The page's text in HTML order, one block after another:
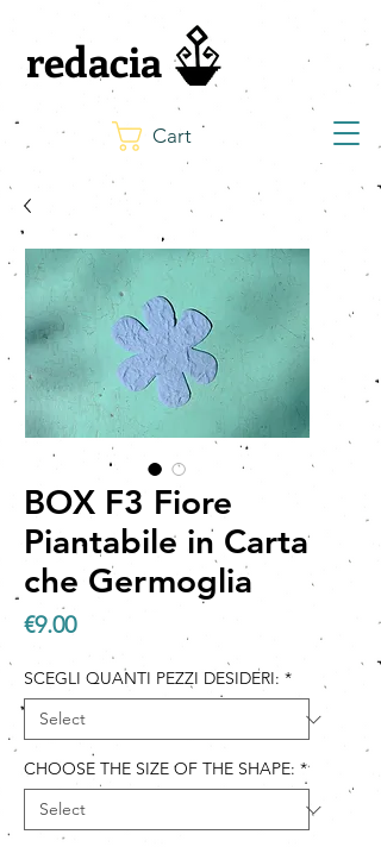
Cart
redacia
BOX F3 Fiore
Piantabile in Carta
che Germoglia
€9.00Price
SCEGLI QUANTI PEZZI DESIDERI: *
CHOOSE THE SIZE OF THE SHAPE: *